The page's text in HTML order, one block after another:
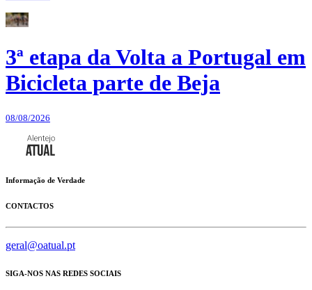
3ª etapa da Volta a Portugal em
Bicicleta parte de Beja
08/08/2026
Informação de Verdade
CONTACTOS
geral@oatual.pt
SIGA-NOS NAS REDES SOCIAIS